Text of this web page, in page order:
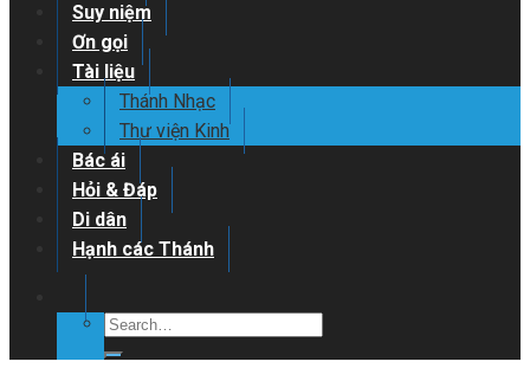
Suy niệm
Ơn gọi
Tài liệu
Thánh Nhạc
Thư viện Kinh
Bác ái
Hỏi & Đáp
Di dân
Hạnh các Thánh